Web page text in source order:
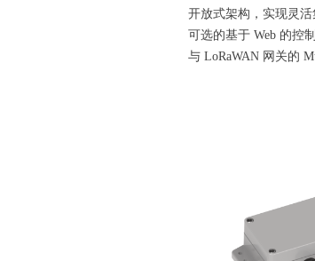
开放式架构，实现灵活
可选的基于 Web 的控
与 LoRaWAN 网关的